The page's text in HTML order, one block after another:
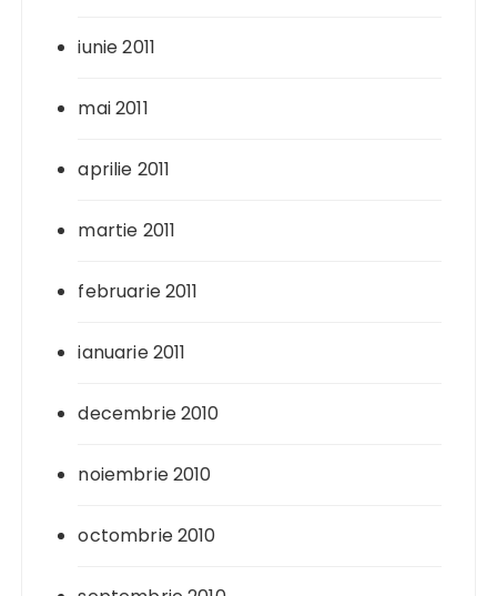
iunie 2011
mai 2011
aprilie 2011
martie 2011
februarie 2011
ianuarie 2011
decembrie 2010
noiembrie 2010
octombrie 2010